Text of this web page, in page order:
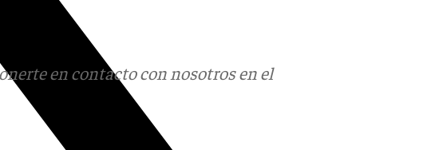
en contacto con nosotros en el